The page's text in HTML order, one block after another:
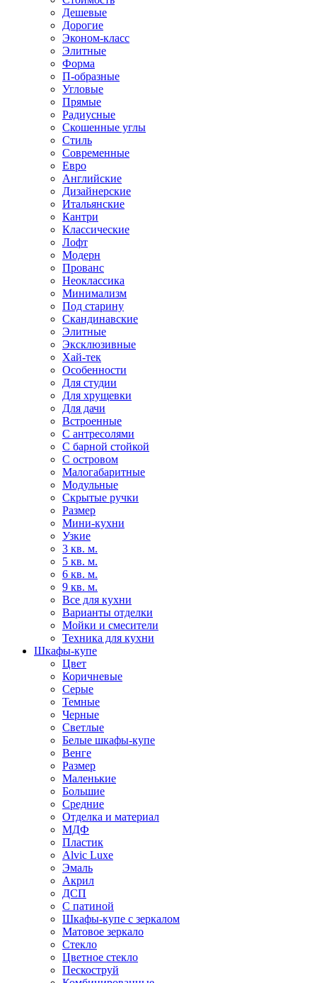
Дешевые
Дорогие
Эконом-класс
Элитные
Форма
П-образные
Угловые
Прямые
Радиусные
Скошенные углы
Стиль
Современные
Евро
Английские
Дизайнерские
Итальянские
Кантри
Классические
Лофт
Модерн
Прованс
Неоклассика
Минимализм
Под старину
Скандинавские
Элитные
Эксклюзивные
Хай-тек
Особенности
Для студии
Для хрущевки
Для дачи
Встроенные
С антресолями
С барной стойкой
С островом
Малогабаритные
Модульные
Скрытые ручки
Размер
Мини-кухни
Узкие
3 кв. м.
5 кв. м.
6 кв. м.
9 кв. м.
Все для кухни
Варианты отделки
Мойки и смесители
Техника для кухни
Шкафы-купе
Цвет
Коричневые
Серые
Темные
Черные
Светлые
Белые шкафы-купе
Венге
Размер
Маленькие
Большие
Средние
Отделка и материал
МДФ
Пластик
Alvic Luxe
Эмаль
Акрил
ДСП
С патиной
Шкафы-купе с зеркалом
Матовое зеркало
Стекло
Цветное стекло
Пескоструй